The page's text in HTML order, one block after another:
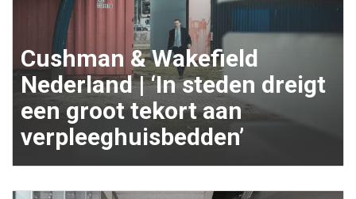
Cushman & Wakefield
Nederland | ‘In steden dreigt
een groot tekort aan
verpleeghuisbedden’